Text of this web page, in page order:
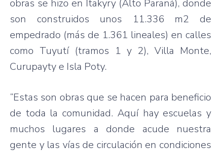
obras se hizo en Itakyry (Alto Paraná), donde
son construidos unos 11.336 m2 de
empedrado (más de 1.361 lineales) en calles
como Tuyutí (tramos 1 y 2), Villa Monte,
Curupayty e Isla Poty.
“Estas son obras que se hacen para beneficio
de toda la comunidad. Aquí hay escuelas y
muchos lugares a donde acude nuestra
gente y las vías de circulación en condiciones